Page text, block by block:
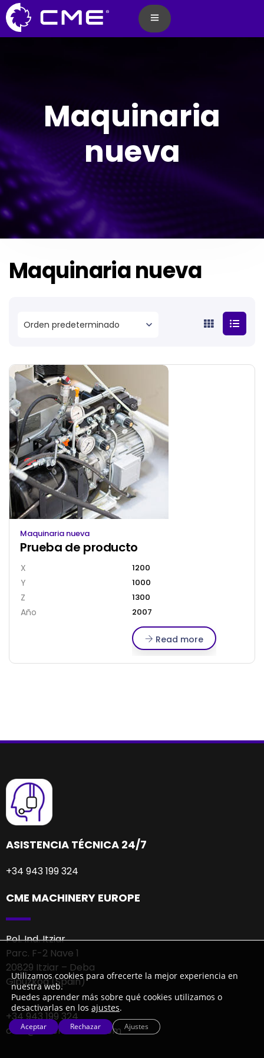
Maquinaria
nueva
Maquinaria nueva
Maquinaria nueva
Prueba de producto
X 1200
Y 1000
Z 1300
Año 2007
Read more
ASISTENCIA TÉCNICA 24/7
+34 943 199 324
CME MACHINERY EUROPE
Pol. Ind. Itziar
Parc. F-2 Nave 1
20829 Itziar – Deba
Gipuzkoa (Spain)
+34 943 199 324
cme@cmemachine.com
Utilizamos cookies para ofrecerte la mejor experiencia en
nuestra web.
Puedes aprender más sobre qué cookies utilizamos o
desactivarlas en los ajustes.
Aceptar Rechazar Ajustes